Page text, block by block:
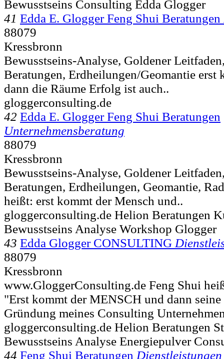
Bewusstseins Consulting Edda Glogger
41 Edda E. Glogger Feng Shui Beratungen
88079
Kressbronn
Bewusstseins-Analyse, Goldener
Beratungen, Erdheilungen/Geomantie erst
dann die Räume Erfolg ist auch..
gloggerconsulting.de
42 Edda E. Glogger Feng Shui Beratungen
Unternehmensberatung
88079
Kressbronn
Bewusstseins-Analyse, Goldener
Beratungen, Erdheilungen, Geomantie,
heißt: erst kommt der Mensch und..
gloggerconsulting.de Helion Beratungen
Bewusstseins Analyse Workshop Glogger
43 Edda Glogger CONSULTING
88079
Kressbronn
www.GloggerConsulting.de Feng Shui
"Erst kommt der MENSCH und dann
Gründung meines Consulting
gloggerconsulting.de Helion Beratungen
Bewusstseins Analyse Energiepulver
44 Feng Shui Beratungen